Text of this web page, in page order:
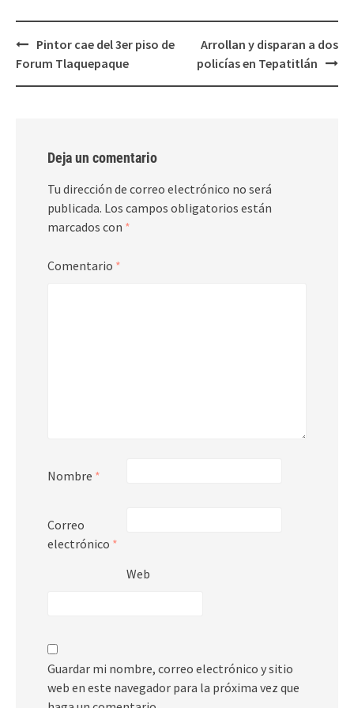
Post
navigation
Pintor cae del 3er piso de
Forum Tlaquepaque
Arrollan y disparan a dos
policías en Tepatitlán
Deja un comentario
Tu dirección de correo electrónico no será
publicada. Los campos obligatorios están
marcados con *
Comentario *
Nombre *
Correo
electrónico *
Web
Guardar mi nombre, correo electrónico y sitio
web en este navegador para la próxima vez que